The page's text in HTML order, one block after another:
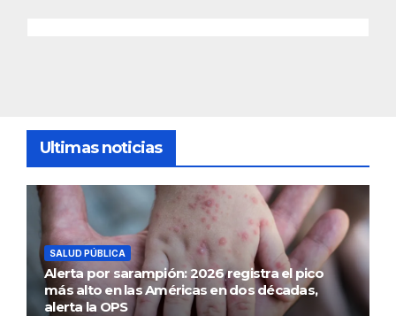
Ultimas noticias
SALUD PÚBLICA
Alerta por sarampión: 2026 registra el pico
más alto en las Américas en dos décadas,
alerta la OPS